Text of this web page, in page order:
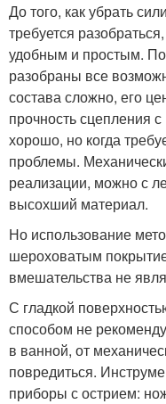
До того, как убрать
требуется
удобным и простым.
разобраны все
состава сложно, его
прочность сцепления
хорошо, но когда
проблемы.
реализации, можно с
высохший материал.
Но использование
шероховатым
вмешательства не
С гладкой
способом не
в ванной, от
повредиться.
приборы с острием: